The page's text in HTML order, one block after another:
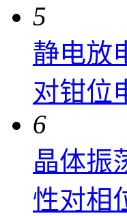
5
静电放
对钳位
6
晶体振
性对相